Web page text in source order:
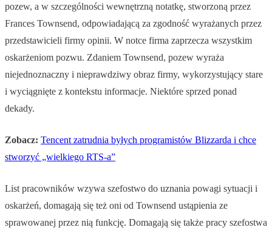
pozew, a w szczególności wewnętrzną notatkę, stworzoną przez
Frances Townsend, odpowiadającą za zgodność wyrażanych przez
przedstawicieli firmy opinii. W notce firma zaprzecza wszystkim
oskarżeniom pozwu. Zdaniem Townsend, pozew wyraża
niejednoznaczny i nieprawdziwy obraz firmy, wykorzystujący stare
i wyciągnięte z kontekstu informacje. Niektóre sprzed ponad
dekady.
Zobacz: Tencent zatrudnia byłych programistów Blizzarda i chce
stworzyć „wielkiego RTS-a”
List pracowników wzywa szefostwo do uznania powagi sytuacji i
oskarżeń, domagają się też oni od Townsend ustąpienia ze
sprawowanej przez nią funkcję. Domagają się także pracy szefostwa